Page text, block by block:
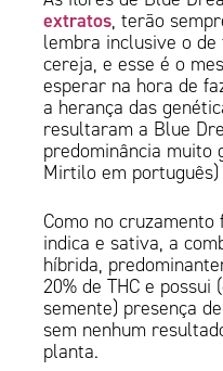
extratos, terão
lembra inclusive o
cereja, e esse é o
esperar na hora de
a herança das
resultaram a Blue
predominância muito
Mirtilo em português)
Como no
indica e sativa, a
híbrida,
20% de THC e possui
semente) presença
sem nenhum
planta.